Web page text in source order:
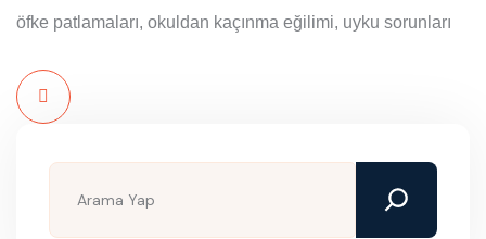
öfke patlamaları, okuldan kaçınma eğilimi, uyku sorunları
Read